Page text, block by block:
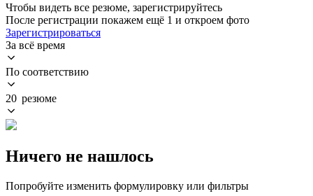
Чтобы видеть все резюме, зарегистрируйтесь
После регистрации покажем ещё 1 и откроем фото
Зарегистрироваться
За всё время
По соответствию
20 резюме
Ничего не нашлось
Попробуйте изменить формулировку или фильтры